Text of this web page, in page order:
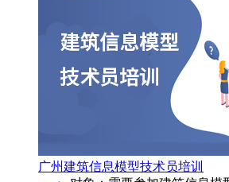
广州建筑信息模型技术员培训